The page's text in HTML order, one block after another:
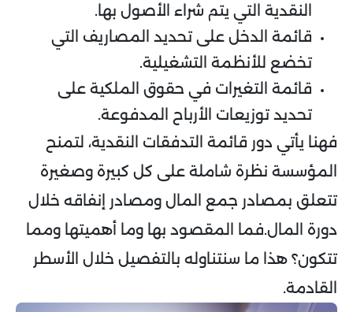
النقدية التي يتم شراء الأصول بها.
قائمة الدخل على تحديد المصاريف التي
تخضع للأنظمة التشغيلية.
قائمة التغيرات في حقوق الملكية على
تحديد توزيعات الأرباح المدفوعة.
فهنا يأتي دور قائمة التدفقات النقدية، لتمنح
المؤسسة نظرة شاملة على كل كبيرة وصغيرة
تتعلق بمصادر جمع المال ومصادر إنفاقه خلال
دورة المال.فما المقصود بها وما أهميتها ومما
تتكون؟ هذا ما سنتناوله بالتفصيل خلال الأسطر
القادمة.